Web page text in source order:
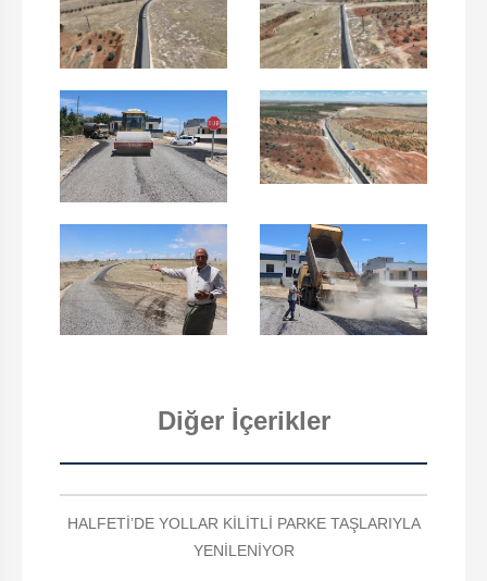
Diğer İçerikler
HALFETİ’DE YOLLAR KİLİTLİ PARKE TAŞLARIYLA
YENİLENİYOR